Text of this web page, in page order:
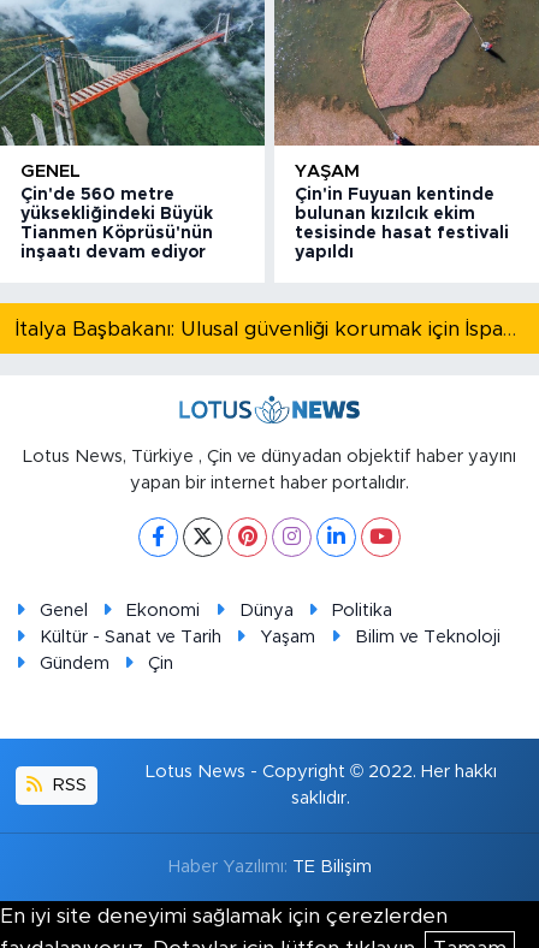
GENEL
Çin'de 560 metre
yüksekliğindeki Büyük
Tianmen Köprüsü'nün
inşaatı devam ediyor
YAŞAM
Çin'in Fuyuan kentinde
bulunan kızılcık ekim
tesisinde hasat festivali
yapıldı
İtalya Başbakanı: Ulusal güvenliği korumak için İspanya ile Schengen kapsamındaki serbest dolaşımı askıya alıyoruz
Lotus News, Türkiye , Çin ve dünyadan objektif haber yayını
yapan bir internet haber portalıdır.
Genel Ekonomi Dünya
Politika
Kültür - Sanat ve Tarih
Yaşam
Bilim ve Teknoloji
Gündem
Çin
RSS
Lotus News - Copyright © 2022. Her hakkı
saklıdır.
Haber Yazılımı: TE Bilişim
En iyi site deneyimi sağlamak için çerezlerden